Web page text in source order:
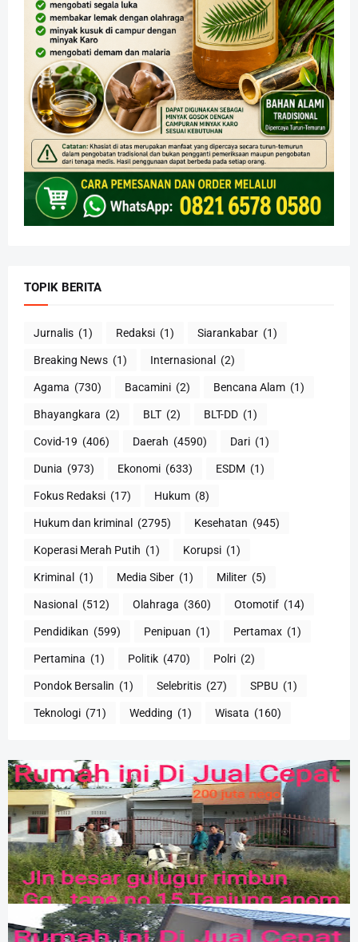
TOPIK BERITA
Jurnalis (1) Redaksi (1) Siarankabar (1)
Breaking News (1) Internasional (2)
Agama (730) Bacamini (2) Bencana Alam (1)
Bhayangkara (2) BLT (2) BLT-DD (1)
Covid-19 (406) Daerah (4590) Dari (1)
Dunia (973) Ekonomi (633) ESDM (1)
Fokus Redaksi (17) Hukum (8)
Hukum dan kriminal (2795) Kesehatan (945)
Koperasi Merah Putih (1) Korupsi (1)
Kriminal (1) Media Siber (1) Militer (5)
Nasional (512) Olahraga (360) Otomotif (14)
Pendidikan (599) Penipuan (1) Pertamax (1)
Pertamina (1) Politik (470) Polri (2)
Pondok Bersalin (1) Selebritis (27) SPBU (1)
Teknologi (71) Wedding (1) Wisata (160)